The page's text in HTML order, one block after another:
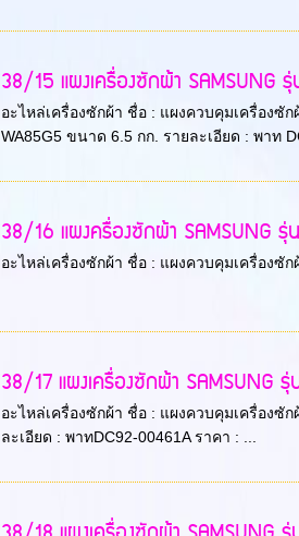
38/15 แผงเครื่องซักผ้า SAMSUNG
อะไหล่เครื่องซักผ้า ชื่อ : แผงควบคุมเครื่องซัก
WA85G5 ขนาด 6.5 กก. รายละเอียด : พาท
38/16 แผงครื่องซักผ้า SAMSUNG
อะไหล่เครื่องซักผ้า ชื่อ : แผงควบคุมเครื่องซัก
38/17 แผงเครื่องซักผ้า SAMSUNG
อะไหล่เครื่องซักผ้า ชื่อ : แผงควบคุมเครื่องซัก
ละเอียด : พาทDC92-00461A ราคา : ...